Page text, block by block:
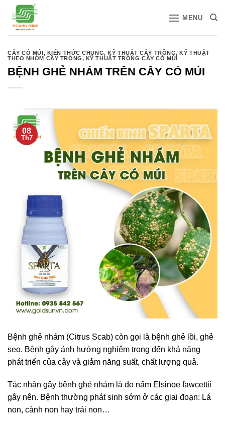
qua
MENU
CÂY CÓ MÚI, KIẾN THỨC CHUNG,KỸ THUẬT CÂY TRỒNG,KỸ THUẬT
THEO NHÓM CÂY TRỒNG, KỸ THUẬT TRỒNG CÂY CÓ MÚI
BỆNH GHẺ NHÁM TRÊN CÂY CÓ MÚI
08
Th7
Bệnh ghẻ nhám (Citrus Scab) còn gọi là bệnh ghẻ lồi, ghẻ
sẹo. Bệnh gây ảnh hưởng nghiêm trong đến khả năng
phát triển của cây và giảm năng suất, chất lượng quả.
Tác nhân gây bệnh ghẻ nhám là do nấm Elsinoe fawcettii
gây nên. Bệnh thường phát sinh sớm ở các giai đoạn: Lá
non, cành non hay trái non…